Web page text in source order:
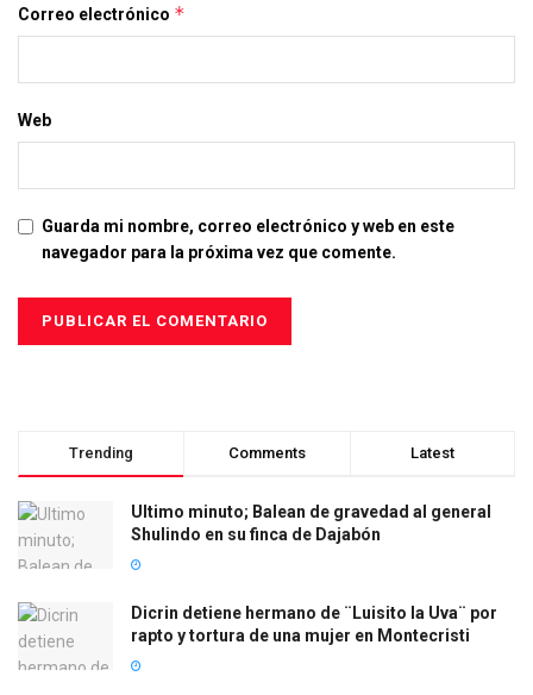
Correo electrónico *
Web
Guarda mi nombre, correo electrónico y web en este
navegador para la próxima vez que comente.
Trending Comments Latest
Ultimo minuto; Balean de gravedad al general
Shulindo en su finca de Dajabón
Dicrin detiene hermano de ¨Luisito la Uva¨ por
rapto y tortura de una mujer en Montecristi